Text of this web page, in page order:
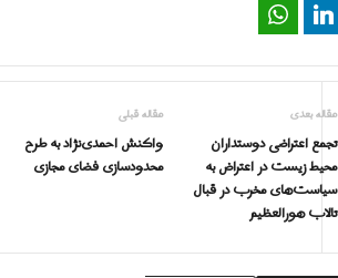
Pinterest
LinkedIn
مقاله قبلی
واکنش احمدی‌نژاد به طرح
محدودسازی فضای مجازی
مقاله بعدی
تجمع اعتراضی دوستداران
محیط زیست در اعتراض به
سیاست‌های مخرب در قبال
تالاب هورالعظیم